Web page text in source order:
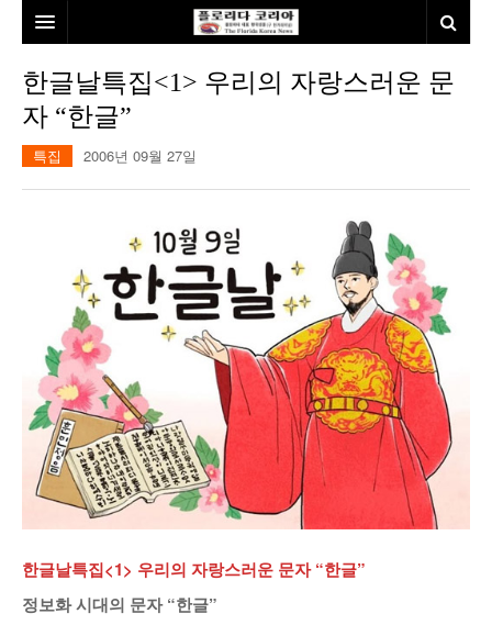
본사소개
뉴스
발행인칼럼
김명열칼럼
이명덕칼럼
김선옥칼럼
김원동칼럼
본보특집
100인선/독자광장
100인선
독자광장
여행
인근여행지
놀이공원
낚시/비치
골프
인터뷰/탐방
한글날특집<1> 우리의 자랑스러운 문
자 “한글”
특집 2006년 09월 27일
한글날특집<1> 우리의 자랑스러운 문자 “한글”
정보화 시대의 문자 “한글”